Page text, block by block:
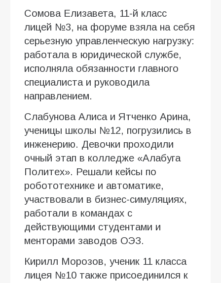
Сомова Елизавета, 11-й класс
лицей №3, на форуме взяла на себя
серьезную управленческую нагрузку:
работала в юридической службе,
исполняла обязанности главного
специалиста и руководила
направлением.
Слабунова Алиса и Ятченко Арина,
ученицы школы №12, погрузились в
инженерию. Девочки проходили
очный этап в колледже «Алабуга
Политех». Решали кейсы по
робототехнике и автоматике,
участвовали в бизнес-симуляциях,
работали в командах с
действующими студентами и
менторами заводов ОЭЗ.
Кирилл Морозов, ученик 11 класса
лицея №10 также присоединился к